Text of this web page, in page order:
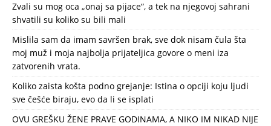
Zvali su mog oca „onaj sa pijace“, a tek na njegovoj sahrani
shvatili su koliko su bili mali
Mislila sam da imam savršen brak, sve dok nisam čula šta
moj muž i moja najbolja prijateljica govore o meni iza
zatvorenih vrata.
Koliko zaista košta podno grejanje: Istina o opciji koju ljudi
sve češće biraju, evo da li se isplati
OVU GREŠKU ŽENE PRAVE GODINAMA, A NIKO IM NIKAD NIJE